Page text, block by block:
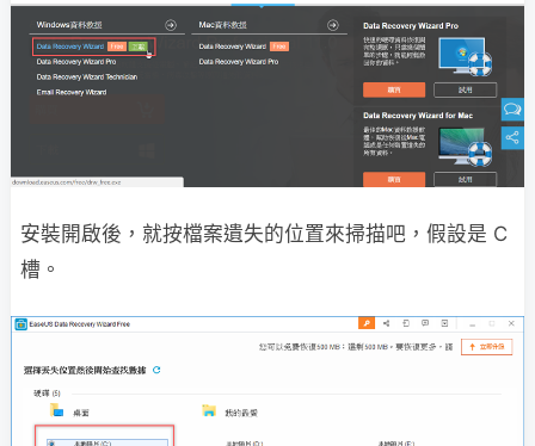
安裝開啟後，就按檔案遺失的位置來掃描吧，假設是 C
槽。